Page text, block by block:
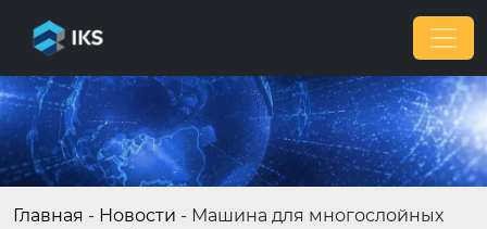
Главная - Новости - Машина для многослойных